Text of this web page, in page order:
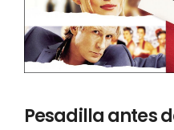
Pesadilla antes